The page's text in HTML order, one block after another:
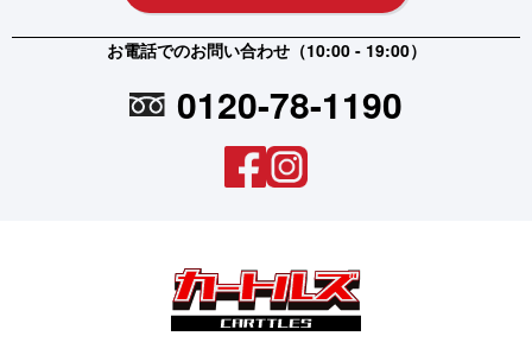
お電話でのお問い合わせ（10:00 - 19:00）
0120-78-1190